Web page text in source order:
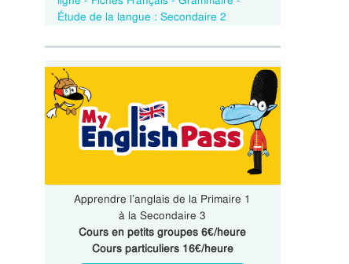
Étude de la langue : Secondaire 2
Apprendre l’anglais de la Primaire 1
à la Secondaire 3
Cours en petits groupes 6€/heure
Cours particuliers 16€/heure